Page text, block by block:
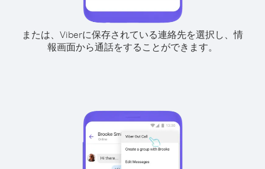
または、Viberに保存されている連絡先を選択し、情
報画面から通話をすることができます。